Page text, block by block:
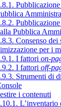
Pubblica
Consenso dei
per i
I fattori on-
I fattori off-
Strumenti di
i contenuti
L’inventario